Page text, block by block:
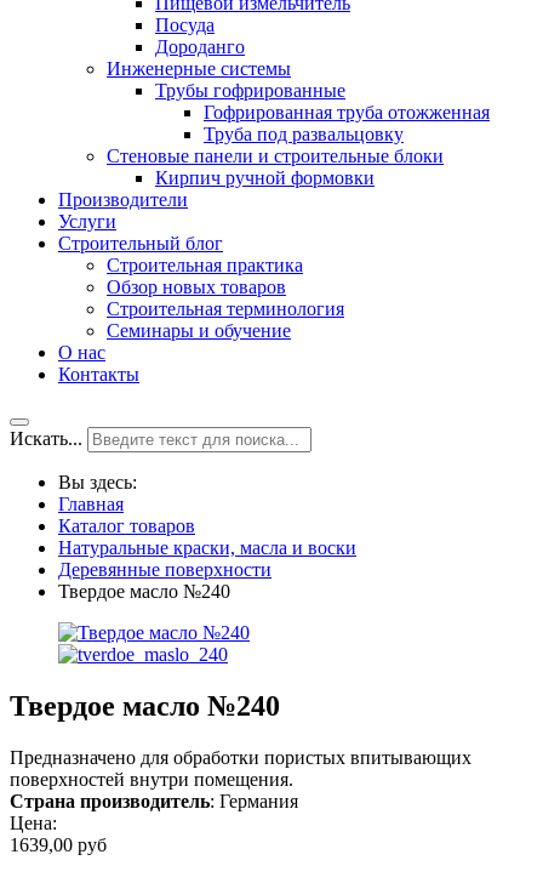
Посуда
Дороданго
Инженерные системы
Трубы гофрированные
Гофрированная труба отожженная
Труба под развальцовку
Стеновые панели и строительные блоки
Кирпич ручной формовки
Производители
Услуги
Строительный блог
Строительная практика
Обзор новых товаров
Строительная терминология
Семинары и обучение
О нас
Контакты
Искать...
Вы здесь:
Главная
Каталог товаров
Натуральные краски, масла и воски
Деревянные поверхности
Твердое масло №240
Твердое масло №240
Предназначено для обработки пористых впитывающих
поверхностей внутри помещения.
Страна производитель: Германия
Цена:
1639,00 руб